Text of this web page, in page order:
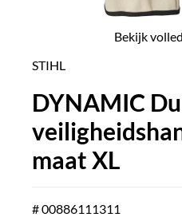
Bekijk
STIHL
DYNAMIC
maat XL
# 00886111311